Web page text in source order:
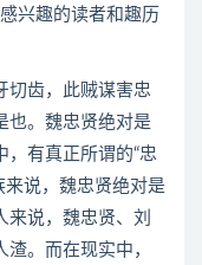
兴趣的读者和趣历
齿，此贼谋害忠
也。魏忠贤绝对是
有真正所谓的“忠
来说，魏忠贤绝对是
来说，魏忠贤、刘
。而在现实中，